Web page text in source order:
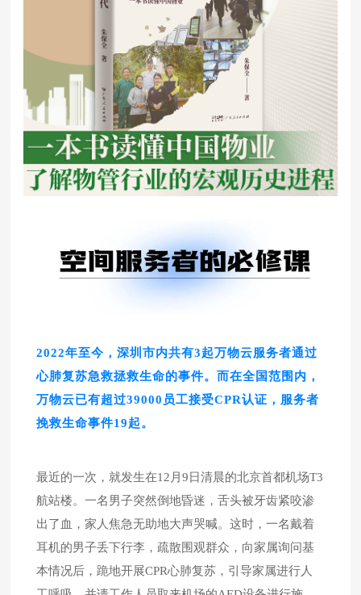
2022年至今，深圳市内共有3起万物云服务者通过
心肺复苏急救拯救生命的事件。而在全国范围内，
万物云已有超过39000员工接受CPR认证，服务者
挽救生命事件19起。
最近的一次，就发生在12月9日清晨的北京首都机场T3
航站楼。一名男子突然倒地昏迷，舌头被牙齿紧咬渗
出了血，家人焦急无助地大声哭喊。这时，一名戴着
耳机的男子丢下行李，疏散围观群众，向家属询问基
本情况后，跪地开展CPR心肺复苏，引导家属进行人